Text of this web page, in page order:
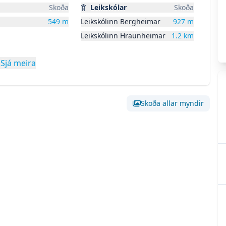
Skoða
549 m
Leikskólar
Skoða
Leikskólinn Bergheimar
927 m
Leikskólinn Hraunheimar
1.2 km
Sjá meira
Skoða allar myndir
Skoða stóra mynd